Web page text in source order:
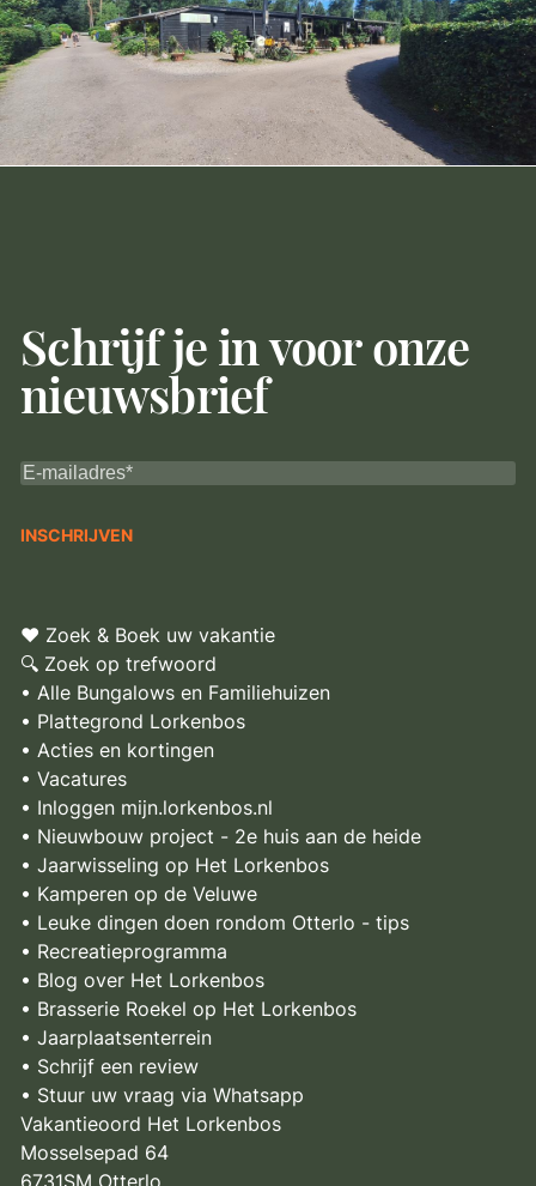
Schrijf je in voor onze
nieuwsbrief
♥ Zoek & Boek uw vakantie
🔍 Zoek op trefwoord
• Alle Bungalows en Familiehuizen
• Plattegrond Lorkenbos
• Acties en kortingen
• Vacatures
• Inloggen mijn.lorkenbos.nl
• Nieuwbouw project - 2e huis aan de heide
• Jaarwisseling op Het Lorkenbos
• Kamperen op de Veluwe
• Leuke dingen doen rondom Otterlo - tips
• Recreatieprogramma
• Blog over Het Lorkenbos
• Brasserie Roekel op Het Lorkenbos
• Jaarplaatsenterrein
• Schrijf een review
• Stuur uw vraag via Whatsapp
Vakantieoord Het Lorkenbos
Mosselsepad 64
6731SM Otterlo